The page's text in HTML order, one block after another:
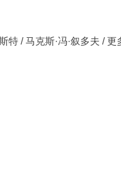
特 / 马克斯·冯·叙多夫 / 更